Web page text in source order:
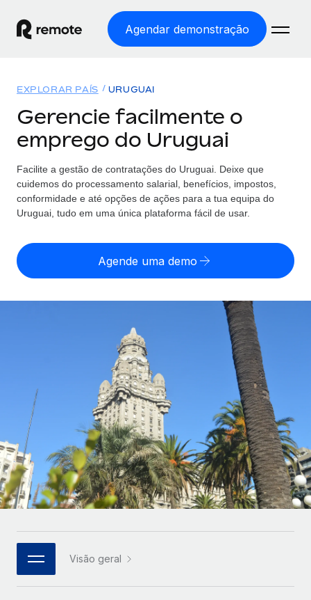
Agendar demonstração
EMPREGO GLOBAL
Processamento Salarial
Processamento salarial fácil e em conformidade
Employer of Record
entidades
Perguntar a um especialista
Obtenha apoio especializado em RH e
conformidade globais
Soluções
COBERTURA GLOBAL
Explorador de países
Encontra apoio para emprego global por país
Comparar a Remote
Veja como nos comparamos com os outros
Parceiros tecnológicos estratégicos
Integre os RH globais na sua plataforma de forma
CASE STUDIES
Preçário
English
Español
Italiano
Português (Portugal)
日本語
한국어
中文（简体）
Início de sessão
EXPLORAR PAÍS URUGUAI
Gerencie facilmente o
emprego do Uruguai
Facilite a gestão de contratações do Uruguai. Deixe que
cuidemos do processamento salarial, benefícios, impostos,
conformidade e até opções de ações para a tua equipa do
Uruguai, tudo em uma única plataforma fácil de usar.
Agende uma demo
Visão geral